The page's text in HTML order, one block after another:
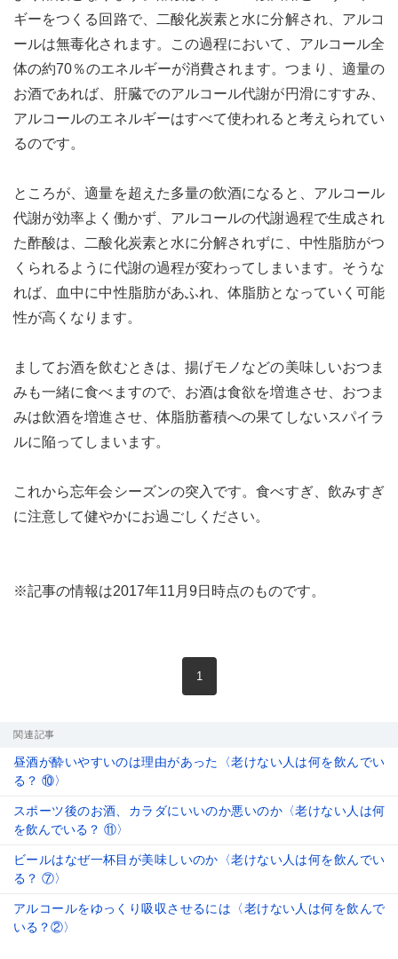
ギーをつくる回路で、二酸化炭素と水に分解され、アルコ
ールは無毒化されます。この過程において、アルコール全
体の約70％のエネルギーが消費されます。つまり、適量の
お酒であれば、肝臓でのアルコール代謝が円滑にすすみ、
アルコールのエネルギーはすべて使われると考えられてい
るのです。
ところが、適量を超えた多量の飲酒になると、アルコール
代謝が効率よく働かず、アルコールの代謝過程で生成され
た酢酸は、二酸化炭素と水に分解されずに、中性脂肪がつ
くられるように代謝の過程が変わってしまいます。そうな
れば、血中に中性脂肪があふれ、体脂肪となっていく可能
性が高くなります。
ましてお酒を飲むときは、揚げモノなどの美味しいおつま
みも一緒に食べますので、お酒は食欲を増進させ、おつま
みは飲酒を増進させ、体脂肪蓄積への果てしないスパイラ
ルに陥ってしまいます。
これから忘年会シーズンの突入です。食べすぎ、飲みすぎ
に注意して健やかにお過ごしください。
※記事の情報は2017年11月9日時点のものです。
1
関連記事
昼酒が酔いやすいのは理由があった〈老けない人は何を飲んでい
る？ ⑩〉
スポーツ後のお酒、カラダにいいのか悪いのか〈老けない人は何
を飲んでいる？ ⑪〉
ビールはなぜ一杯目が美味しいのか〈老けない人は何を飲んでい
る？ ⑦〉
アルコールをゆっくり吸収させるには〈老けない人は何を飲んで
いる？②〉